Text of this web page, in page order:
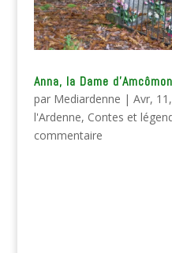
Anna, la Dame
par Mediardenne | Avr,
l'Ardenne, Contes et
commentaire